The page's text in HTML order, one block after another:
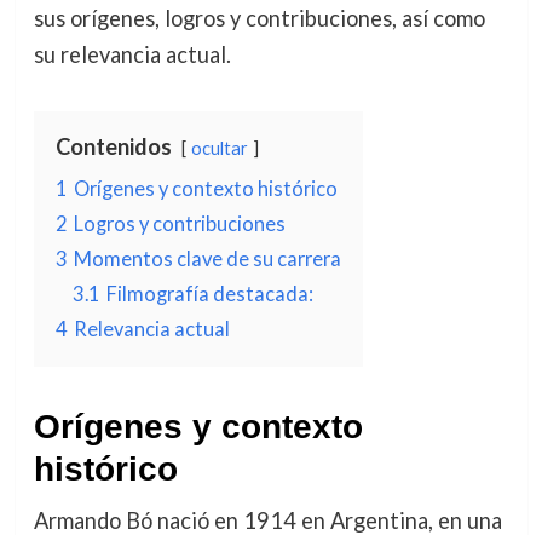
sus orígenes, logros y contribuciones, así como
su relevancia actual.
Contenidos ocultar
1 Orígenes y contexto histórico
2 Logros y contribuciones
3 Momentos clave de su carrera
3.1 Filmografía destacada:
4 Relevancia actual
Orígenes y contexto
histórico
Armando Bó nació en 1914 en Argentina, en una